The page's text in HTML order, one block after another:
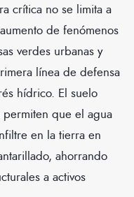
crítica no se limita a
de fenómenos
verdes urbanas y
línea de defensa
hídrico. El suelo
permiten que el agua
en la tierra en
ahorrando
a activos